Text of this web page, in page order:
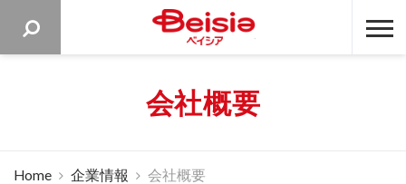
ベイシア
会社概要
Home 企業情報 会社概要